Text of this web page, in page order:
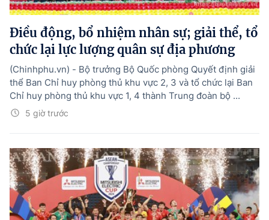
Điều động, bổ nhiệm nhân sự; giải thể, tổ
chức lại lực lượng quân sự địa phương
5 giờ trước
(Chinhphu.vn) - Bộ trưởng Bộ Quốc phòng Quyết định giải
thể Ban Chỉ huy phòng thủ khu vực 2, 3 và tổ chức lại Ban
Chỉ huy phòng thủ khu vực 1, 4 thành Trung đoàn bộ ...